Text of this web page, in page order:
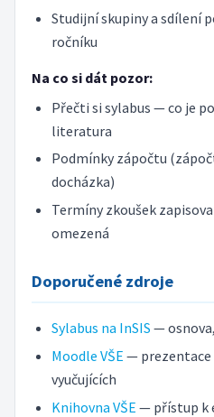
Studijní skupiny a sdílení
ročníku
Na co si dát pozor:
Přečti si sylabus — co je
literatura
Podmínky zápočtu
docházka)
Termíny zkoušek
omezená
Doporučené zdroje
Sylabus na InSIS —
Moodle VŠE — prezentace
vyučujících
Knihovna VŠE — přístup k